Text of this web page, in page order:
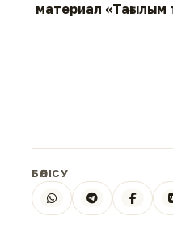
материал
БӨЛІСУ